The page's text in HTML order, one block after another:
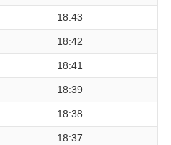
18:43
18:42
18:41
18:39
18:38
18:37